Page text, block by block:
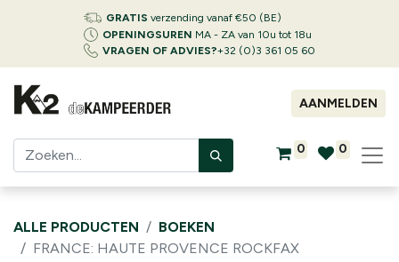
GRATIS verzending vanaf €50 (BE)
OPENINGSUREN MA - ZA van 10u tot 18u
VRAGEN OF ADVIES?+32 (0)3 361 05 60
AANMELDEN
0 0
ALLE PRODUCTEN
BOEKEN
FRANCE: HAUTE PROVENCE ROCKFAX